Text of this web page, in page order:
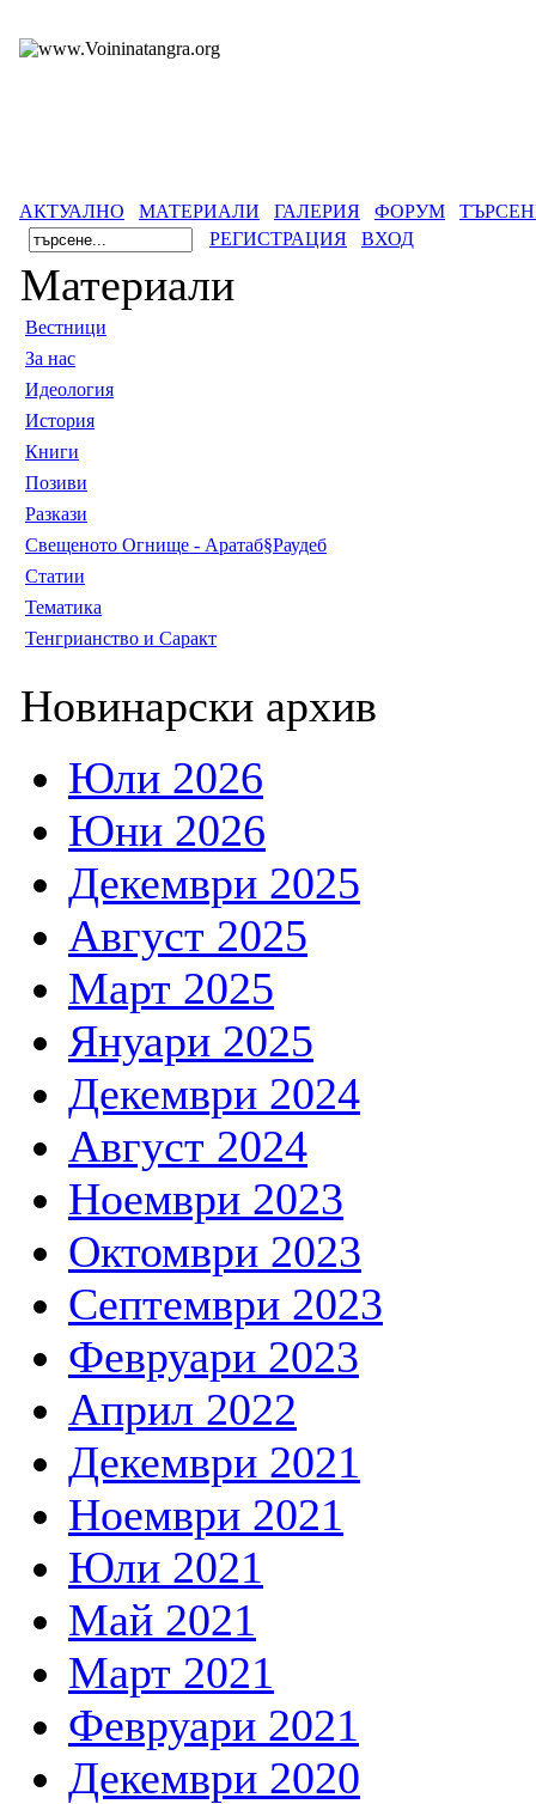
АКТУАЛНО МАТЕРИАЛИ ГАЛЕРИЯ ФОРУМ
РЕГИСТРАЦИЯ
ВХОД
Материали
Вестници
За нас
Идеология
История
Книги
Позиви
Разкази
Свещеното Огнище - Аратаб§Раудеб
Статии
Тематика
Тенгрианство и Саракт
Новинарски архив
Юли 2026
Юни 2026
Декември 2025
Август 2025
Март 2025
Януари 2025
Декември 2024
Август 2024
Ноември 2023
Октомври 2023
Септември 2023
Февруари 2023
Април 2022
Декември 2021
Ноември 2021
Юли 2021
Май 2021
Март 2021
Февруари 2021
Декември 2020